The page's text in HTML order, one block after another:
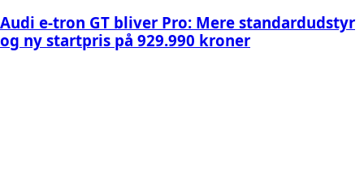
Audi e-tron GT bliver Pro: Mere standardudstyr
og ny startpris på 929.990 kroner